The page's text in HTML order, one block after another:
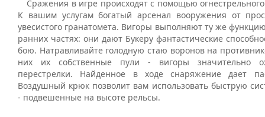
Сражения в игре происходят с помощью
К вашим услугам богатый арсенал вооружения от
увесистого гранатомета. Вигоры выполняют ту же
ранних частях: они дают Букеру фантастические
бою. Натравливайте голодную стаю воронов на
них их собственные пули - вигоры значительно
перестрелки. Найденное в ходе снаряжение дает
Воздушный крюк позволит вам использовать быструю
- подвешенные на высоте рельсы.